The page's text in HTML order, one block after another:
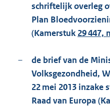
schriftelijk overleg
Plan
(Kamerstuk 29 447,
–
de brief van de
Volksgezondheid,
22 mei 2013 inzake
Raad van Europa